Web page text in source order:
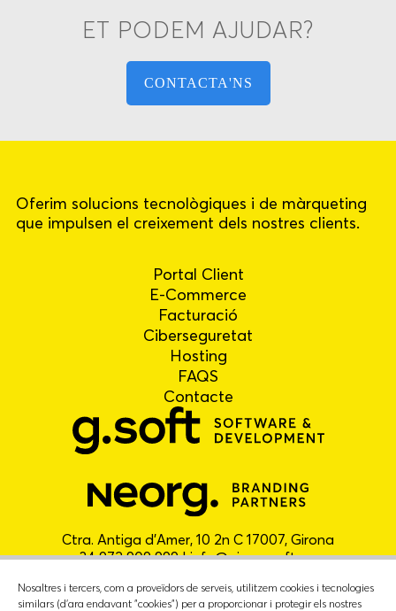
ET PODEM AJUDAR?
CONTACTA'NS
Oferim solucions tecnològiques i de màrqueting
que impulsen el creixement dels nostres clients.
Portal Client
E-Commerce
Facturació
Ciberseguretat
Hosting
FAQS
Contacte
Ctra. Antiga d'Amer, 10 2n C 17007, Girona
+34 972 909 999 |info@gironasoft.com
Nosaltres i tercers, com a proveïdors de serveis, utilitzem cookies i tecnologies
similars (d'ara endavant "cookies") per a proporcionar i protegir els nostres